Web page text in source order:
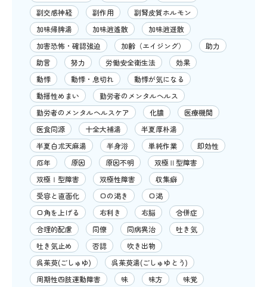
副交感神経
副作用
副腎皮質ホルモン
加味帰脾湯
加味逍遙散
加味逍遥散
加害恐怖・確認強迫
加齢（エイジング）
助力
助言
努力 労働安全衛生法
効果
動悸
動悸・息切れ
動悸が気になる
動揺性めまい
勤労者のメンタルヘルス
勤労者のメンタルヘルスケア
化膿
医療機関
医食同源
十全大補湯
半夏厚朴湯
半夏白朮天麻湯
半身浴 単純作業
即効性
厄年
原因 原因不明
双極Ⅱ型障害
双極Ⅰ型障害
双極性障害
収集癖
受容と直面化
口の渇き
口渇
口角を上げる
右利き 右脳
合併症
合理的配慮
同僚 同病異治
吐き気
吐き気止め
否認
吹き出物
呉茱萸(ごしゅゆ)
呉茱萸湯(ごしゅゆとう)
周期性四肢運動障害
味 味方
味覚